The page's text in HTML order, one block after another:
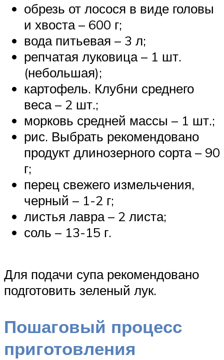
обрезь от лосося в виде головы
и хвоста – 600 г;
вода питьевая – 3 л;
репчатая луковица – 1 шт.
(небольшая);
картофель. Клубни среднего
веса – 2 шт.;
морковь средней массы – 1 шт.;
рис. Выбрать рекомендовано
продукт длинозерного сорта – 90
г;
перец свежего измельчения,
черный – 1-2 г;
листья лавра – 2 листа;
соль – 13-15 г.
Для подачи супа рекомендовано
подготовить зеленый лук.
Пошаговый процесс
приготовления